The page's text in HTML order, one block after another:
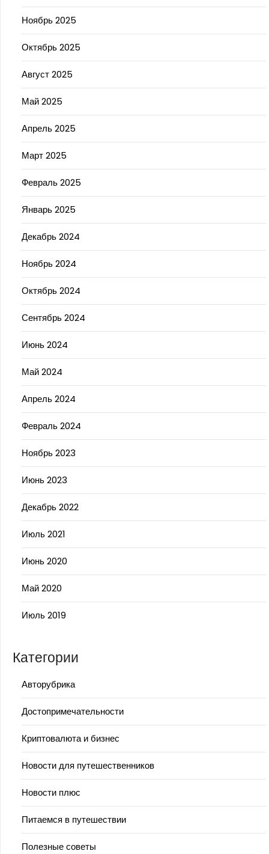
Ноябрь 2025
Октябрь 2025
Август 2025
Май 2025
Апрель 2025
Март 2025
Февраль 2025
Январь 2025
Декабрь 2024
Ноябрь 2024
Октябрь 2024
Сентябрь 2024
Июнь 2024
Май 2024
Апрель 2024
Февраль 2024
Ноябрь 2023
Июнь 2023
Декабрь 2022
Июль 2021
Июнь 2020
Май 2020
Июль 2019
Категории
Авторубрика
Достопримечательности
Криптовалюта и бизнес
Новости для путешественников
Новости плюс
Питаемся в путешествии
Полезные советы